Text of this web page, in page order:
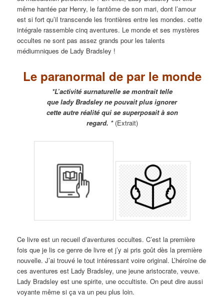
même hantée par Henry, le fantôme de son mari, dont l’amour
est si fort qu’il transcende les frontières entre les mondes. cette
intégrale rassemble cinq aventures. Le monde et ses mystères
occultes ne sont pas assez grands pour les talents
médiumniques de Lady Bradsley !
Le paranormal de par le monde
*L’activité surnaturelle se montrait telle
que lady Bradsley ne pouvait plus ignorer
cette autre réalité qui se superposait à son
regard. * (Extrait)
Ce livre est un recueil d’aventures occultes. C’est la première
fois que je lis ce genre de livre et j’y ai pris goût dès la première
nouvelle. J’ai trouvé le tout intéressant voire original. L’héroïne de
ces aventures est Lady Bradsley, une jeune aristocrate, veuve.
Lady Bradsley est une spirite, une occultiste. On peut dire aussi
voyante même si ça va un peu plus loin.